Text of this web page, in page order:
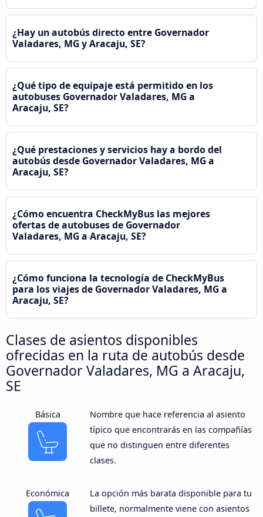
¿Hay un autobús directo entre Governador
Valadares, MG y Aracaju, SE?
¿Qué tipo de equipaje está permitido en los
autobuses Governador Valadares, MG a
Aracaju, SE?
¿Qué prestaciones y servicios hay a bordo del
autobús desde Governador Valadares, MG a
Aracaju, SE?
¿Cómo encuentra CheckMyBus las mejores
ofertas de autobuses de Governador
Valadares, MG a Aracaju, SE?
¿Cómo funciona la tecnología de CheckMyBus
para los viajes de Governador Valadares, MG a
Aracaju, SE?
Clases de asientos disponibles
ofrecidas en la ruta de autobús desde
Governador Valadares, MG a Aracaju,
SE
Básica
Nombre que hace referencia al asiento
típico que encontrarás en las compañías
que no distinguen entre diferentes
clases.
Económica
La opción más barata disponible para tu
billete, normalmente viene con asientos